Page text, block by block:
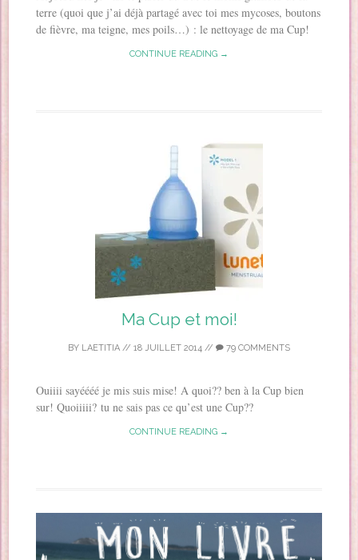
terre (quoi que j’ai déjà partagé avec toi mes mycoses, boutons
de fièvre, ma teigne, mes poils…) : le nettoyage de ma Cup!
CONTINUE READING →
Ma Cup et moi!
BY LAETITIA // 18 JUILLET 2014 // 79 COMMENTS
Ouiiii sayéééé je mis suis mise! A quoi?? ben à la Cup bien
sur! Quoiiiii? tu ne sais pas ce qu’est une Cup??
CONTINUE READING →